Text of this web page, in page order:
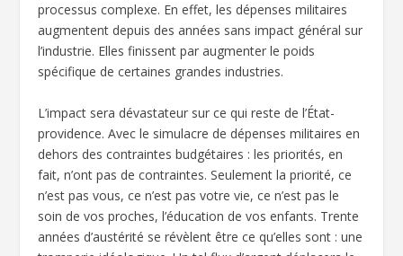
processus complexe. En effet, les dépenses militaires
augmentent depuis des années sans impact général sur
l’industrie. Elles finissent par augmenter le poids
spécifique de certaines grandes industries.
L’impact sera dévastateur sur ce qui reste de l’État-
providence. Avec le simulacre de dépenses militaires en
dehors des contraintes budgétaires : les priorités, en
fait, n’ont pas de contraintes. Seulement la priorité, ce
n’est pas vous, ce n’est pas votre vie, ce n’est pas le
soin de vos proches, l’éducation de vos enfants. Trente
années d’austérité se révèlent être ce qu’elles sont : une